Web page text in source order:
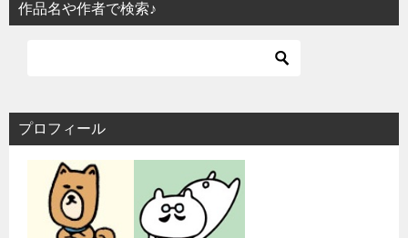
作品名や作者で検索♪
プロフィール